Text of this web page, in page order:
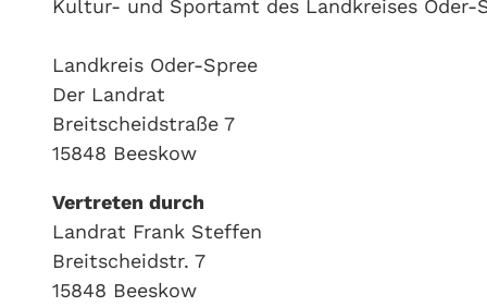
Kultur- und Sportamt des Landkreises Oder-
Landkreis Oder-Spree
Der Landrat
Breitscheidstraße 7
15848 Beeskow
Vertreten durch
Landrat Frank Steffen
Breitscheidstr. 7
15848 Beeskow